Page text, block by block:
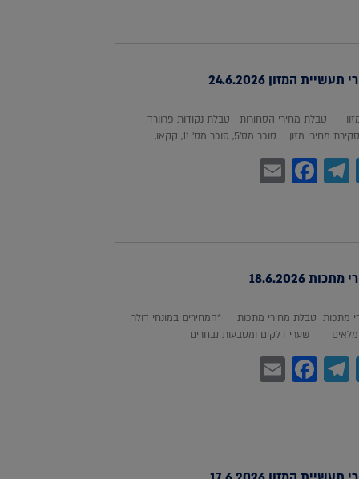
המזון 24.6.2026
טבלת מחירי הסחורות טבלת נקודות פרוורד
מזון סוכר מס'5, סוכר מס' 11, קקאו,
Twitter
Telegram
Facebook
Email
18.6.2026
מתכות טבלת מחירי מתכות *המחירים במונחי דולר
שערי דלקים ומטבעות נבחרים
Twitter
Telegram
Facebook
Email